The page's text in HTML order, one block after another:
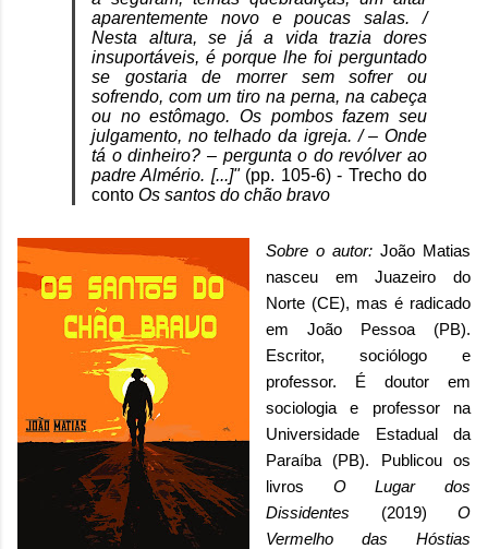
aparentemente novo e poucas salas. /
Nesta altura, se já a vida trazia dores
insuportáveis, é porque lhe foi perguntado
se gostaria de morrer sem sofrer ou
sofrendo, com um tiro na perna, na cabeça
ou no estômago. Os pombos fazem seu
julgamento, no telhado da igreja. / – Onde
tá o dinheiro? – pergunta o do revólver ao
padre Almério. [...]"(pp. 105-6) - Trecho do
conto Os santos do chão bravo
Sobre o autor: João Matias
nasceu em Juazeiro do
Norte (CE), mas é radicado
em João Pessoa (PB).
Escritor, sociólogo e
professor. É doutor em
sociologia e professor na
Universidade Estadual da
Paraíba (PB). Publicou os
livros O Lugar dos
Dissidentes (2019) O
Vermelho das Hóstias